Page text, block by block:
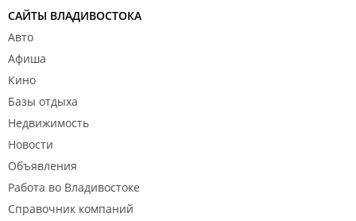
САЙТЫ ВЛАДИВОСТОКА
Авто
Афиша
Кино
Базы отдыха
Недвижимость
Новости
Объявления
Работа во Владивостоке
Справочник компаний